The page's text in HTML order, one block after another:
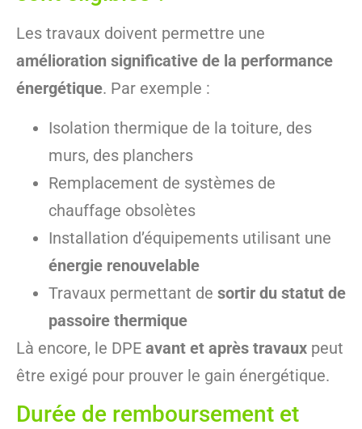
Les travaux doivent permettre une
amélioration significative de la performance
énergétique. Par exemple :
Isolation thermique de la toiture, des
murs, des planchers
Remplacement de systèmes de
chauffage obsolètes
Installation d’équipements utilisant une
énergie renouvelable
Travaux permettant de sortir du statut de
passoire thermique
Là encore, le DPE avant et après travaux peut
être exigé pour prouver le gain énergétique.
Durée de remboursement et